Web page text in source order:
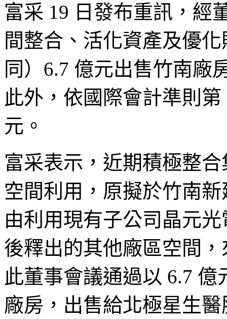
富采 19 日發布重訊，經
間整合、活化資產及優
同）6.7 億元出售竹南廠
此外，依國際會計準則
元。
富采表示，近期積極整
空間利用，原擬於竹南
由利用現有子公司晶元
後釋出的其他廠區空間
此董事會議通過以 6.7
廠房，出售給北極星生